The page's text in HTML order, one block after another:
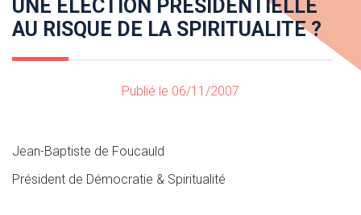
UNE ÉLECTION PRÉSIDENTIELLE
AU RISQUE DE LA SPIRITUALITE ?
Publié le 06/11/2007
Jean-Baptiste de Foucauld
Président de Démocratie & Spiritualité